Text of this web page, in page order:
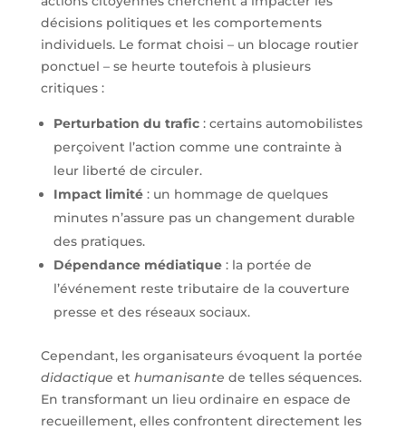
décisions politiques et les comportements
individuels. Le format choisi – un blocage routier
ponctuel – se heurte toutefois à plusieurs
critiques :
Perturbation du trafic: certains automobilistes
perçoivent l’action comme une contrainte à
leur liberté de circuler.
Impact limité: un hommage de quelques
minutes n’assure pas un changement durable
des pratiques.
Dépendance médiatique: la portée de
l’événement reste tributaire de la couverture
presse et des réseaux sociaux.
Cependant, les organisateurs évoquent la portée
didactique et humanisante de telles séquences.
En transformant un lieu ordinaire en espace de
recueillement, elles confrontent directement les